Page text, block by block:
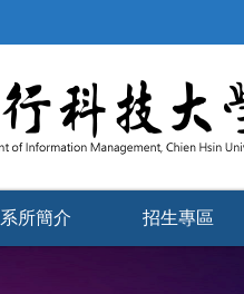
系所簡介 招生專區